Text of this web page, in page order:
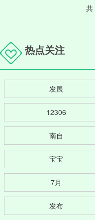
共
热点关注
发展
12306
南自
宝宝
7月
发布